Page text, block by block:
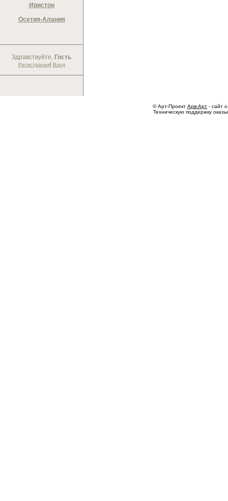
Иристон
Осетия-Алания
Здравствуйте, Гость
Регистрация| Вход
© Арт-Проект Арв-Арт - сайт
Техническую поддержку